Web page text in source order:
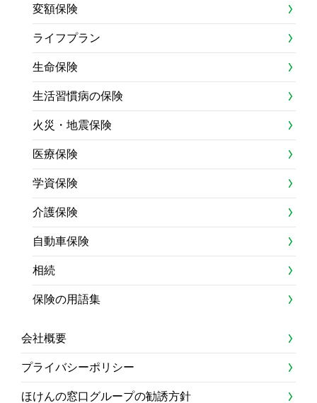
変額保険
ライフプラン
生命保険
生活習慣病の保険
火災・地震保険
医療保険
学資保険
介護保険
自動車保険
相続
保険の用語集
会社概要
プライバシーポリシー
ほけんの窓口グループの勧誘方針